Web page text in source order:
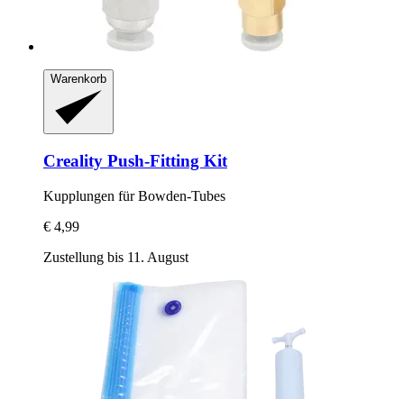
Warenkorb
Creality Push-​Fitting Kit
Kupplungen für Bowden-​Tubes
€ 4,99
Zustellung bis 11. August